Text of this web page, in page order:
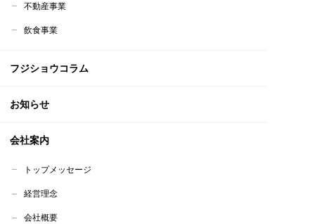
不動産事業
飲食事業
フジショウコラム
お知らせ
会社案内
トップメッセージ
経営理念
会社概要